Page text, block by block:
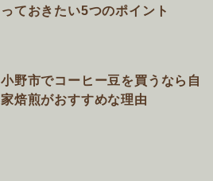
っておきたい5つのポイント
小野市でコーヒー豆を買うなら自
家焙煎がおすすめな理由